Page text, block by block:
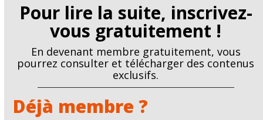
Pour lire la suite, inscrivez-
vous gratuitement !
En devenant membre gratuitement, vous
pourrez consulter et télécharger des contenus
exclusifs.
Déjà membre ?